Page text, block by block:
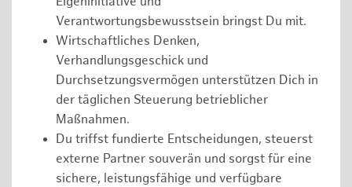
Verantwortungsbewusstsein bringst Du mit.
Wirtschaftliches Denken,
Verhandlungsgeschick und
Durchsetzungsvermögen unterstützen Dich in
der täglichen Steuerung betrieblicher
Maßnahmen.
Du triffst fundierte Entscheidungen, steuerst
externe Partner souverän und sorgst für eine
sichere, leistungsfähige und verfügbare